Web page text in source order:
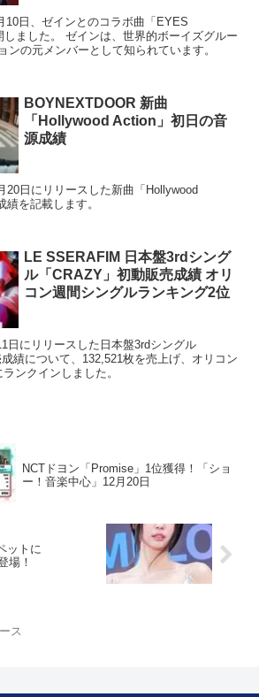
10日、ゼインとのコラボ曲「EYES
ました。 ゼインは、世界的ボーイズグルー
ンの元メンバーとして知られています。
BOYNEXTDOOR 新曲
「Hollywood Action」初日の音
源成績
20日にリリースした新曲「Hollywood
を記載します。
LE SSERAFIM 日本盤3rdシング
ル「CRAZY」初動販売成績 オリ
コン週間シングルランキング2位
日にリリースした日本盤3rdシングル
成績について、132,521枚を売上げ、オリコン
ンクインしました。
NCTドヨン「Promise」1位獲得！「ショ
ー！音楽中心」12月20日
ットに
場！
ス